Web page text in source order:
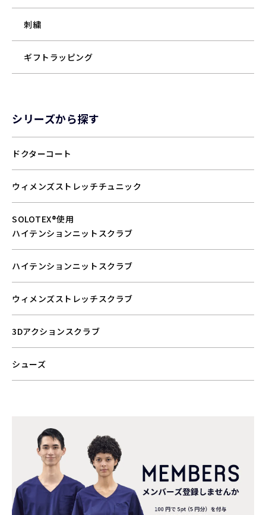
刺繍
ギフトラッピング
シリーズから探す
ドクターコート
ウィメンズストレッチチュニック
SOLOTEX®使用
ハイテンションニットスクラブ
ハイテンションニットスクラブ
ウィメンズストレッチスクラブ
3Dアクションスクラブ
シューズ